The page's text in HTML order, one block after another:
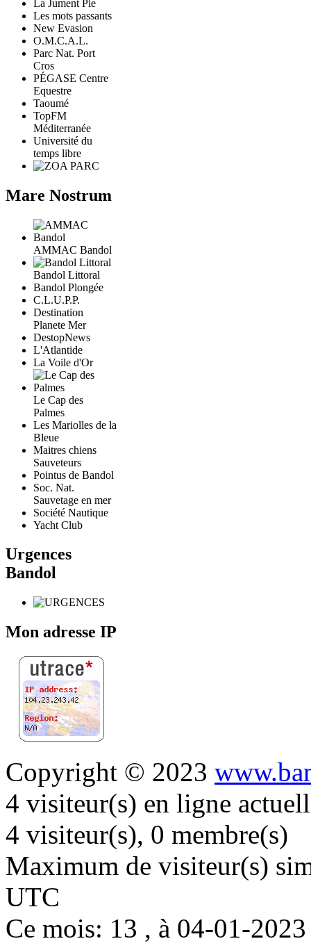
La Jument Pie
Les mots passants
New Evasion
O.M.C.A.L.
Parc Nat. Port
Cros
PÉGASE Centre
Equestre
Taoumé
TopFM
Méditerranée
Université du
temps libre
Mare Nostrum
AMMAC Bandol
Bandol Littoral
Bandol Plongée
C.L.U.P.P.
Destination
Planete Mer
DestopNews
L'Atlantide
La Voile d'Or
Le Cap des
Palmes
Les Mariolles de la
Bleue
Maitres chiens
Sauveteurs
Pointus de Bandol
Soc. Nat.
Sauvetage en mer
Société Nautique
Yacht Club
Urgences
Bandol
Mon adresse IP
Copyright © 2023
4 visiteur(s) en ligne
4 visiteur(s), 0 membre(s)
Maximum de visiteur(s)
UTC
Ce mois: 13 , à 04-01-